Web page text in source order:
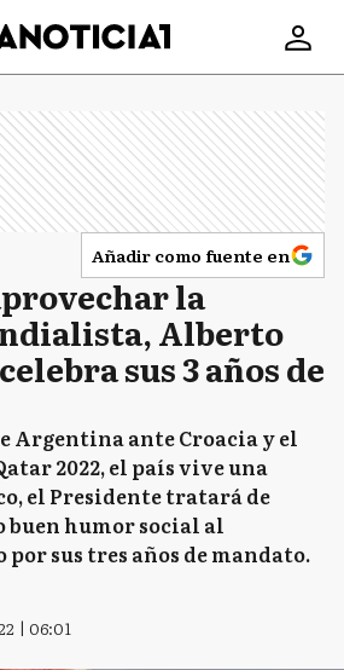
Añadir como fuente en
la
Alberto
sus 3 años de
Argentina ante Croacia y el
2022, el país vive una
el Presidente tratará de
humor social al
por sus tres años de mandato.
| 06:01